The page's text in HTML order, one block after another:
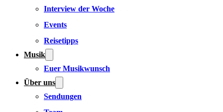
Interview der Woche
Events
Reisetipps
Musik
Euer Musikwunsch
Über uns
Sendungen